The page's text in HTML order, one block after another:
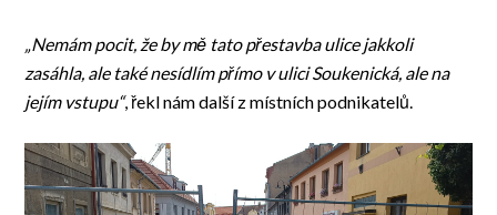
„Nemám pocit, že by mě tato přestavba ulice jakkoli
zasáhla, ale také nesídlím přímo v ulici Soukenická, ale na
jejím vstupu“, řekl nám další z místních podnikatelů.